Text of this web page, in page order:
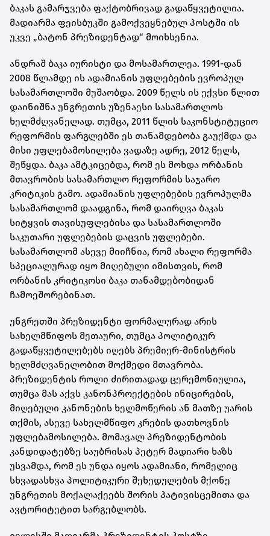
ბაკას გამარჯვება ფაქტობრივად გადაწყვეტილია.
მადიარმა ფეისბუკში გამოქვეყნებულ პოსტში ის
უკვე „ბატონ პრეზიდენტად“ მოიხსენია.
ანდრაშ ბაკა იურისტი და მოსამართლეა. 1991-დან
2008 წლამდე ის ადამიანის უფლებების ევროპულ
სასამართლოში მუშაობდა. 2009 წელს ის ექვსი წლით
დაინიშნა უნგრეთის უზენაესი სასამართლოს
ხელმძღვანელად. თუმცა, 2011 წლის საკონსტიტუციო
რეფორმის ფარგლებში ეს თანამდებობა გაუქმდა და
მისი უფლებამოსილება ვადაზე ადრე, 2012 წელს,
შეწყდა. ბაკა ამტკიცებდა, რომ ეს მოხდა ორბანის
მთავრობის სასამართლო რეფორმის საჯარო
კრიტიკის გამო. ადამიანის უფლებების ევროპულმა
სასამართლომ დაადგინა, რომ დაირღვა ბაკას
სიტყვის თავისუფლებისა და სასამართლოში
საკუთარი უფლებების დაცვის უფლებები.
სასამართლომ ასევე მიიჩნია, რომ ახალი რეფორმა
სპეციალურად იყო მიღებული იმისთვის, რომ
ორბანის კრიტიკოსი ბაკა თანამდებობიდან
ჩამოეშორებინათ.
უნგრეთში პრეზიდენტი ფორმალურად არის
სახელმწიფოს მეთაური, თუმცა პოლიტიკურ
გადაწყვეტილებებს იღებს პრემიერ-მინისტრის
ხელმძღვანელობით მოქმედი მთავრობა.
პრეზიდენტის როლი ძირითადად ცერემონიულია,
თუმცა მას აქვს კანონპროექტების ინიცირების,
მიღებული კანონების ხელმოწერის ან მათზე უარის
თქმის, ასევე სახელმწიფო კრების დათხოვნის
უფლებამოსილება. მომავალ პრეზიდენტობის
კანდიდატებზე საუბრისას პეტერ მადიარი ხაზს
უსვამდა, რომ ეს უნდა იყოს ადამიანი, რომელიც
სხვადასხვა პოლიტიკური შეხედულების მქონე
უნგრეთის მოქალაქეებს შორის პატივისცემითა და
ავტორიტეტით სარგებლობს.